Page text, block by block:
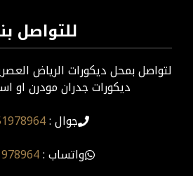
للتواصل
لتواصل بمحل ديكورات الرياض
ديكورات جدران مودرن او
جوال :
واتساب :